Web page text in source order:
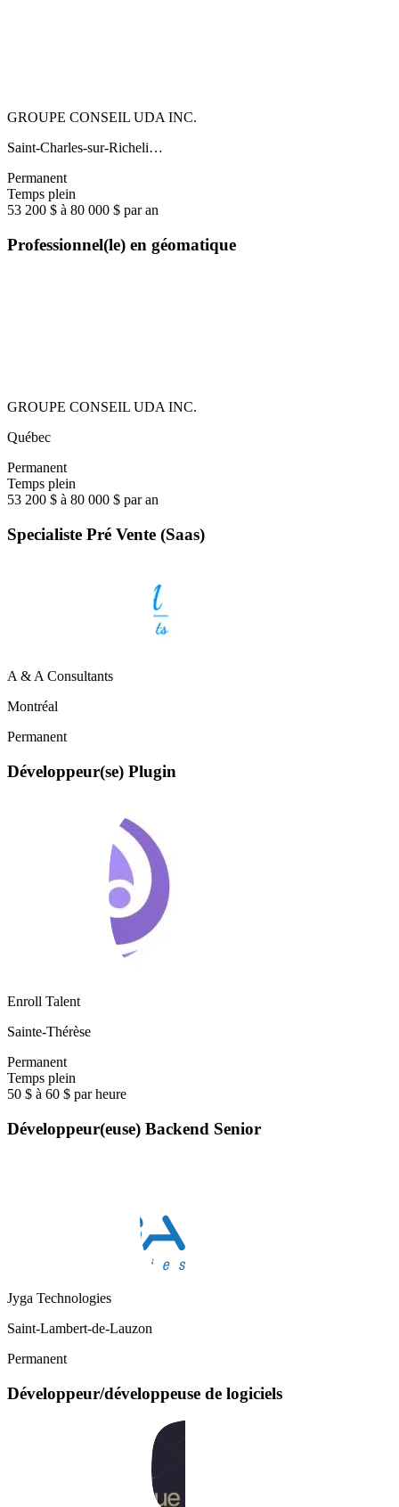
GROUPE CONSEIL UDA INC.
Saint-Charles-sur-Richeli…
Permanent
Temps plein
53 200 $ à 80 000 $ par an
Professionnel(le) en géomatique
GROUPE CONSEIL UDA INC.
Québec
Permanent
Temps plein
53 200 $ à 80 000 $ par an
Specialiste Pré Vente (Saas)
A & A Consultants
Montréal
Permanent
Développeur(se) Plugin
Enroll Talent
Sainte-Thérèse
Permanent
Temps plein
50 $ à 60 $ par heure
Développeur(euse) Backend Senior
Jyga Technologies
Saint-Lambert-de-Lauzon
Permanent
Développeur/développeuse de logiciels